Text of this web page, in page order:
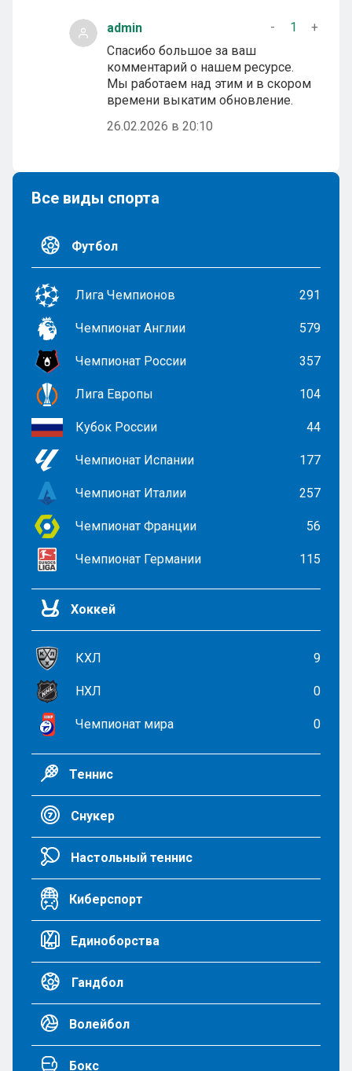
admin - 1
+
Спасибо большое за ваш
комментарий о нашем ресурсе.
Мы работаем над этим и в скором
времени выкатим обновление.
26.02.2026 в 20:10
Все виды спорта
Футбол
Лига Чемпионов 291
Чемпионат Англии 579
Чемпионат России 357
Лига Европы 104
Кубок России 44
Чемпионат Испании 177
Чемпионат Италии 257
Чемпионат Франции 56
Чемпионат Германии 115
Хоккей
КХЛ 9
НХЛ 0
Чемпионат мира 0
Теннис
Снукер
Настольный теннис
Киберспорт
Единоборства
Гандбол
Волейбол
Бокс